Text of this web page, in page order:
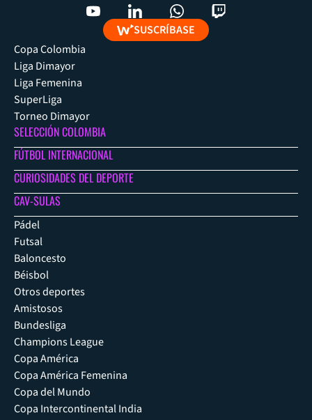
SUSCRÍBASE
Copa Colombia
Liga Dimayor
Liga Femenina
SuperLiga
Torneo Dimayor
SELECCIÓN COLOMBIA
FÚTBOL INTERNACIONAL
CURIOSIDADES DEL DEPORTE
CAV-SULAS
Pádel
Futsal
Baloncesto
Béisbol
Otros deportes
Amistosos
Bundesliga
Champions League
Copa América
Copa América Femenina
Copa del Mundo
Copa Intercontinental India